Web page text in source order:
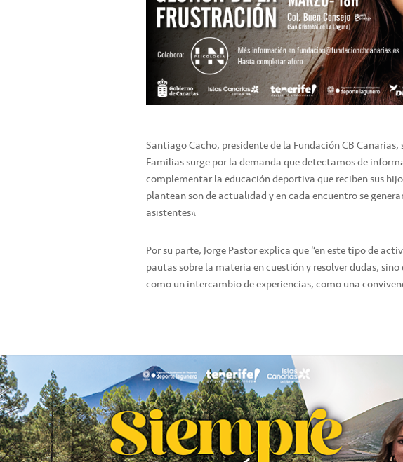
Santiago Cacho, presidente de la Fundación CB Canarias,
Familias surge por la demanda que detectamos de
complementar la educación deportiva que reciben sus
plantean son de actualidad y en cada encuentro se
asistentes”.
Por su parte, Jorge Pastor explica que “en este tipo de
pautas sobre la materia en cuestión y resolver dudas,
como un intercambio de experiencias, como una